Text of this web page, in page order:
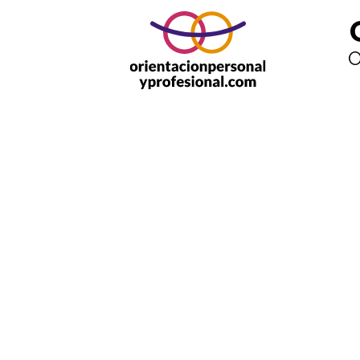
Orientacion personal y profesional